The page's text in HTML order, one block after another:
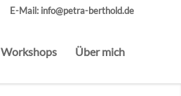
E-Mail: info@petra-berthold.de
Workshops Über mich